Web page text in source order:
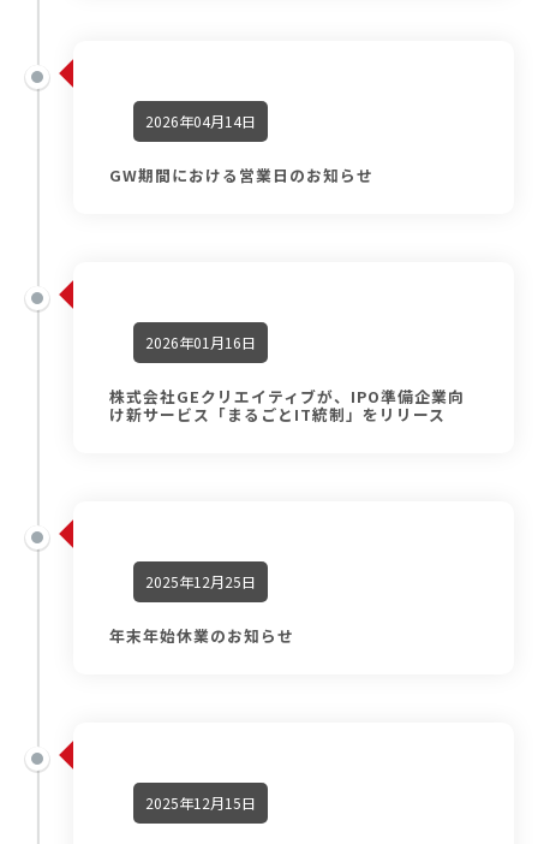
2026年04月14日
GW期間における営業日のお知らせ
2026年01月16日
株式会社GEクリエイティブが、IPO準備企業向
け新サービス「まるごとIT統制」をリリース
2025年12月25日
年末年始休業のお知らせ
2025年12月15日